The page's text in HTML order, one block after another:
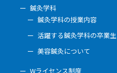
鍼灸学科
鍼灸学科の授業内容
活躍する鍼灸学科の卒業生
美容鍼灸について
Wライセンス制度